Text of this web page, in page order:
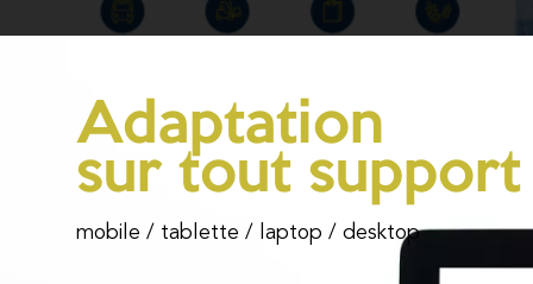
Adaptation
sur tout support
mobile / tablette / laptop / desktop